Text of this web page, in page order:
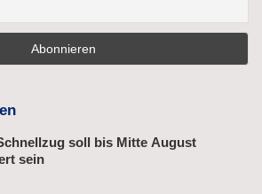
soll bis Mitte August
sein